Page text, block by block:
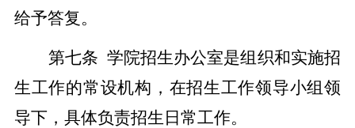
给予答复。
第七条 学院招生办公室是组织和实施招
生工作的常设机构，在招生工作领导小组领
导下，具体负责招生日常工作。